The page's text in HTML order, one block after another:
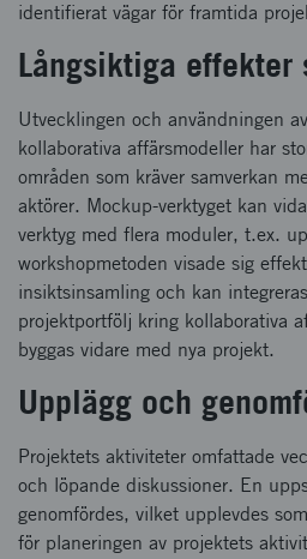
identifierat vägar för framtida
Långsiktiga effekter
Utvecklingen och användningen
kollaborativa affärsmodeller har
områden som kräver samverkan
aktörer. Mockup-verktyget kan
verktyg med flera moduler, t.ex.
workshopmetoden visade sig
insiktsinsamling och kan
projektportfölj kring kollaborativa
byggas vidare med nya projekt.
Upplägg och
Projektets aktiviteter omfattade
och löpande diskussioner. En
genomfördes, vilket upplevdes
för planeringen av projektets